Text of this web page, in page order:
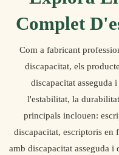
Complet
Com a fabricant
discapacitat, els
discapacitat asseguda
l'estabilitat, la
principals inclouen:
discapacitat, escriptoris en
amb discapacitat asseguda